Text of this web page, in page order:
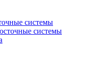
системы
системы